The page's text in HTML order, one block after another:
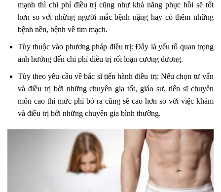
mạnh thì chi phí điều trị cũng như khả năng phục hồi sẽ tốt
hơn so với những người mắc bệnh nặng hay có thêm những
bệnh nền, bệnh về tim mạch.
Tùy thuộc vào phương pháp điều trị: Đây là yếu tố quan trọng
ảnh hưởng đến chi phí điều trị rối loạn cương dương.
Tùy theo yêu cầu về bác sĩ tiến hành điều trị: Nếu chọn tư vấn
và điều trị bởi những chuyên gia tốt, giáo sư, tiến sĩ chuyên
môn cao thì mức phí bỏ ra cũng sẽ cao hơn so với việc khám
và điều trị bởi những chuyên gia bình thường.